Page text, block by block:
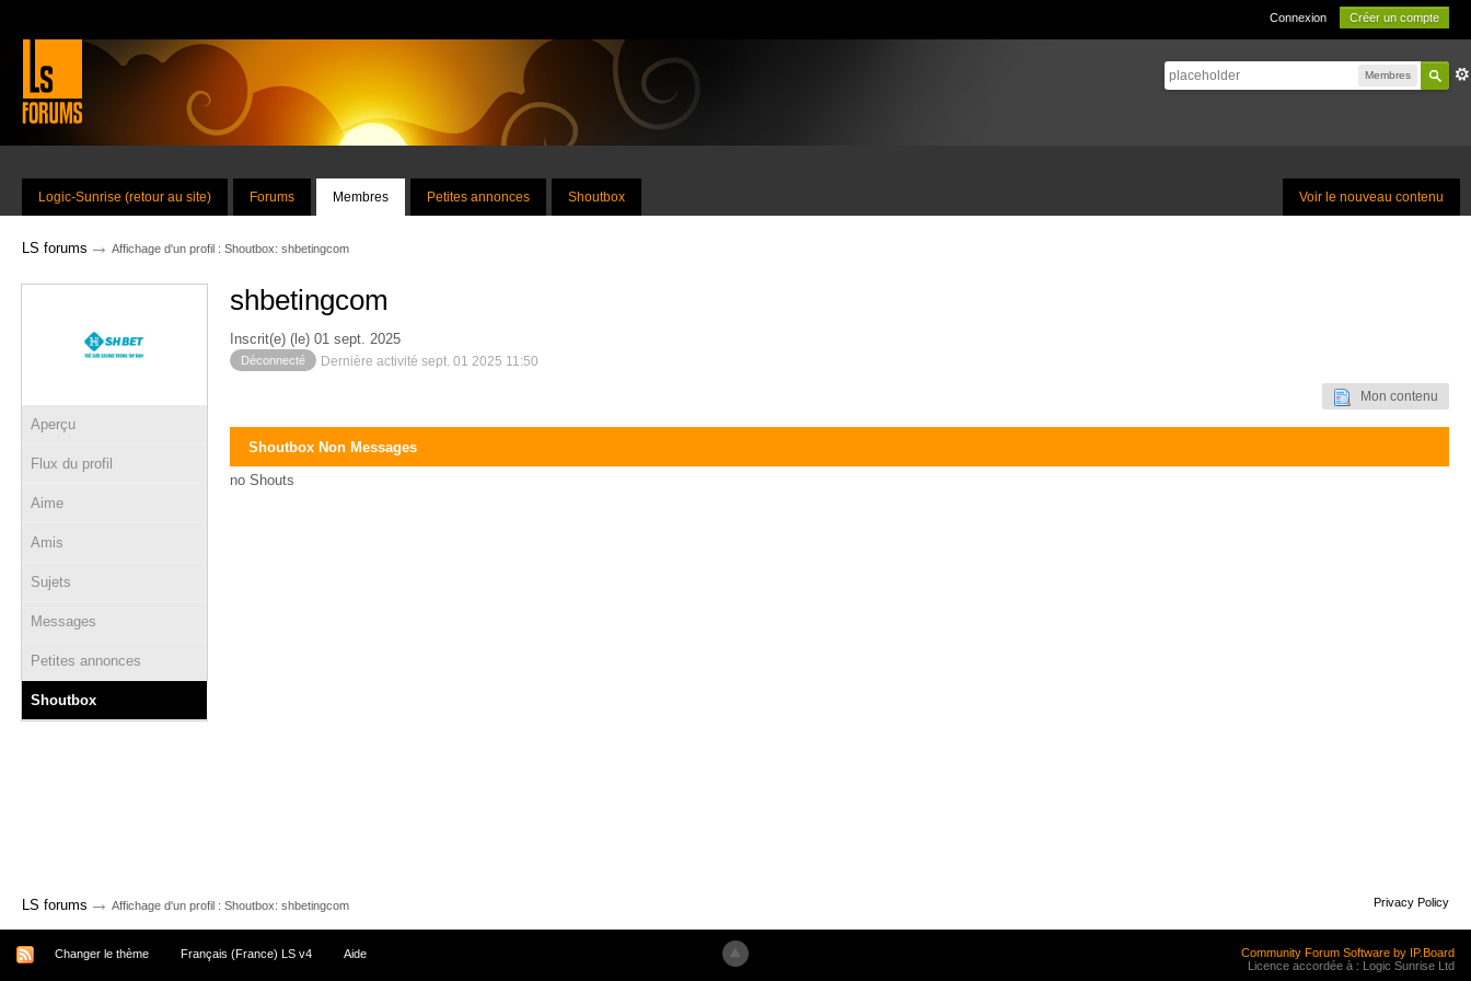
Connexion Créer un compte
Membres
Voir le nouveau contenu
Logic-Sunrise (retour au site) Forums Membres Petites annonces Shoutbox
LS forums → Affichage d'un profil : Shoutbox: shbetingcom
Aperçu
Flux du profil
Aime
Amis
Sujets
Messages
Petites annonces
Shoutbox
shbetingcom
Inscrit(e) (le) 01 sept. 2025
Déconnecté Dernière activité sept. 01 2025 11:50
Mon contenu
Shoutbox Non Messages
no Shouts
LS forums → Affichage d'un profil : Shoutbox: shbetingcom Privacy Policy
Changer le thème Français (France) LS v4 Aide
Community Forum Software by IP.Board
Licence accordée à : Logic Sunrise Ltd